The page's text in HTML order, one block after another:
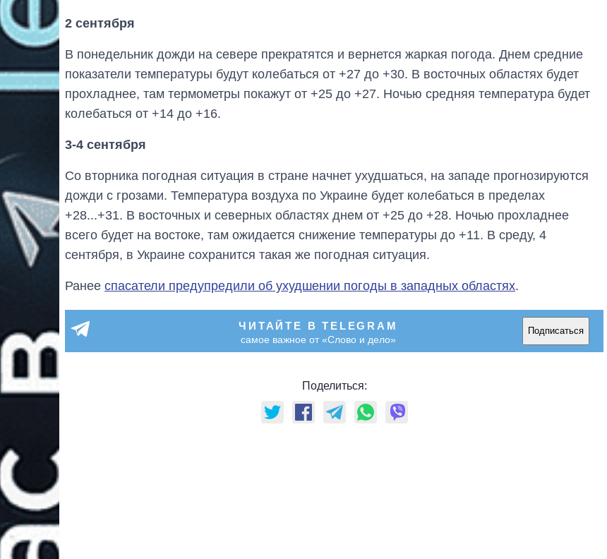
2 сентября
В понедельник дожди на севере прекратятся и вернется жаркая погода. Днем средние
показатели температуры будут колебаться от +27 до +30. В восточных областях будет
прохладнее, там термометры покажут от +25 до +27. Ночью средняя температура будет
колебаться от +14 до +16.
3-4 сентября
Со вторника погодная ситуация в стране начнет ухудшаться, на западе прогнозируются
дожди с грозами. Температура воздуха по Украине будет колебаться в пределах
+28...+31. В восточных и северных областях днем от +25 до +28. Ночью прохладнее
всего будет на востоке, там ожидается снижение температуры до +11. В среду, 4
сентября, в Украине сохранится такая же погодная ситуация.
Ранее спасатели предупредили об ухудшении погоды в западных областях.
ЧИТАЙТЕ В TELEGRAM
самое важное от «Слово и дело»
Подписаться
Поделиться:
Как выросли
тарифы на
холодную воду в